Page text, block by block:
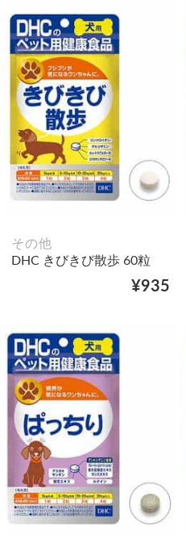
その他
DHC きびきび散歩 60粒
¥935